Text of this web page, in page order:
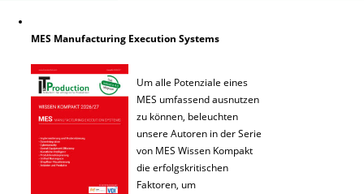
MES Manufacturing Execution Systems
Um alle Potenziale eines
MES umfassend ausnutzen
zu können, beleuchten
unsere Autoren in der Serie
von MES Wissen Kompakt
die erfolgskritischen
Faktoren, um